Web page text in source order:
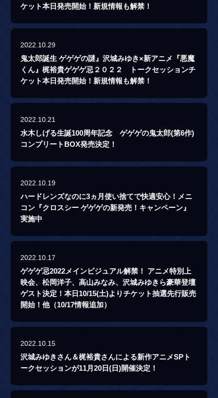
ケット本日発売開始！新規情報も解禁！
2022.10.29
鬼太郎誕生 ゲゲゲの謎』沢城みゆき×新アニメ『悪魔
くん』梶裕貴ゲゲゲ忌２０２２ トークセッションチ
ケット本日発売開始！新規情報も解禁！
2022.10.21
水木しげる生誕100周年記念 ゲゲゲの鬼太郎(第6作)
コンプリートBOX発売決定！
2022.10.19
ハードレンズなのに3ヵ月使い捨てで快適安心！メニ
コン『クロスシー ゲゲゲの新発売！キャンペーン』
実施中
2022.10.17
ゲゲゲ忌2022メインビジュアル解禁！ アニメ特別上
映会、松岡洋子、高山みなみ、沢城みゆきら豪華登壇
ゲスト決定！本日10/15(土)よりチケット抽選先行販売
開始！他（10/17情報追加）
2022.10.15
沢城みゆきさん＆梶裕貴さんによる新作アニメSPト
ークセッションが11月20日(日)開催決定！